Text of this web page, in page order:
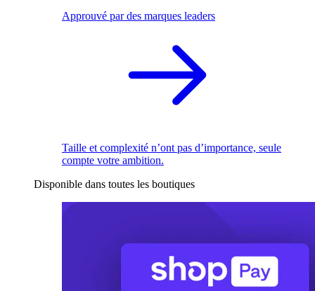
Approuvé par des marques leaders
Taille et complexité n’ont pas d’importance, seule
compte votre ambition.
Disponible dans toutes les boutiques